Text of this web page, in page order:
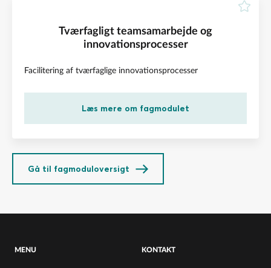
Tværfagligt teamsamarbejde og
innovationsprocesser
Facilitering af tværfaglige innovationsprocesser
Læs mere om fagmodulet
Gå til fagmoduloversigt
MENU KONTAKT